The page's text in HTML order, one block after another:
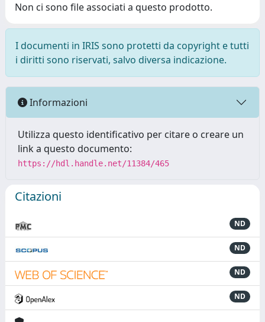
Non ci sono file associati a questo prodotto.
I documenti in IRIS sono protetti da copyright e tutti
i diritti sono riservati, salvo diversa indicazione.
Informazioni
Utilizza questo identificativo per citare o creare un
link a questo documento:
https://hdl.handle.net/11384/465
Citazioni
ND
ND
ND
ND